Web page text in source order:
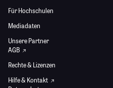
Für Hochschulen
Mediadaten
Unsere Partner
AGB
Rechte & Lizenzen
Hilfe & Kontakt